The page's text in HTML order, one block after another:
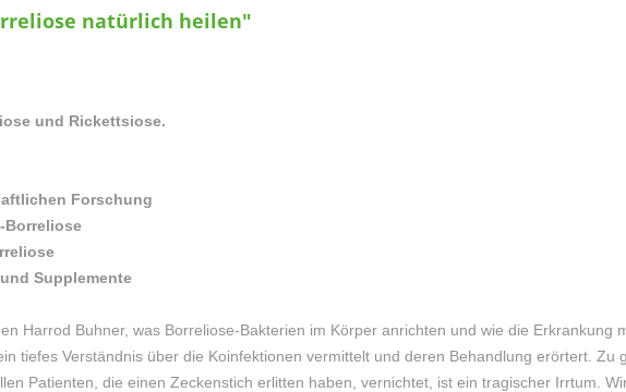
natürlich heilen"
und Rickettsiose.
Forschung
Borreliose
Supplemente
Harrod Buhner, was Borreliose-Bakterien im Körper anrichten und wie die Erkrankung
tiefes Verständnis über die Koinfektionen vermittelt und deren Behandlung erörtert. Zu
Patienten, die einen Zeckenstich erlitten haben, vernichtet, ist ein tragischer Irrtum.